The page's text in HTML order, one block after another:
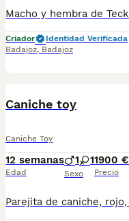
Criador
Identidad Verificada
Badajoz, Badajoz
Caniche toy
Caniche Toy
12 semanas
Edad
1 1
Sexo
1900 €
Precio